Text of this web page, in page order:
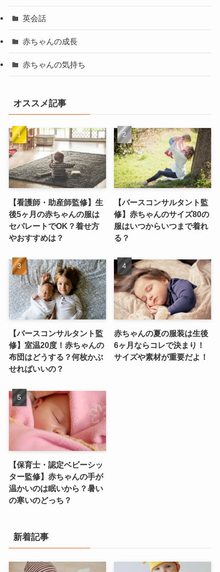
英会話
赤ちゃんの成長
赤ちゃんの気持ち
オススメ記事
【看護師・助産師監修】生
後5ヶ月の赤ちゃんの服は
セパレートでOK？着せ方
やおすすめは？
【バースコンサルタント監
修】赤ちゃんのサイズ80の
服はいつからいつまで着れ
る？
【バースコンサルタント監
修】室温20度！赤ちゃんの
布団はどうする？何枚かぶ
せればいいの？
赤ちゃんの夏の服装は生後
6ヶ月ならコレで決まり！
サイズや素材が重要だよ！
【保育士・認定ベビーシッ
ター監修】赤ちゃんの手が
温かいのは眠いから？暑い
の寒いのどっち？
新着記事